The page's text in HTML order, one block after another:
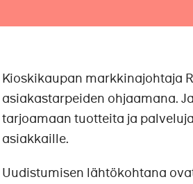
Kioskikaupan markkinajohtaja
asiakastarpeiden ohjaamana.
tarjoamaan tuotteita ja
asiakkaille.
Uudistumisen lähtökohtana